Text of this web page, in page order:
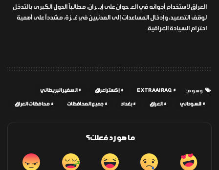
العراق لاستخدام أجوائه في العـ ـدوان على إيـ ـران، مطالباً الدول الكبرى بالتدخل
لوقف التصعيد، وإدخال المساعدات إلى المدنيين في غـ ـزة، مشدداً على أهمية
احترام السيادة العراقية.
وسوم: EXTRAAIRAQ إكسترا عراق السفير البريطاني
السوداني العراق بغداد جميع المحافظات محافظات العراق
ما هو رد فعلك؟